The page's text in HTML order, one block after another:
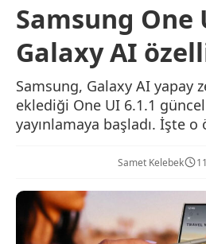
Samsung One
Galaxy AI
Samsung, Galaxy AI yapay
eklediği One UI 6.1.1
yayınlamaya başladı. İşte o
Samet Kelebek